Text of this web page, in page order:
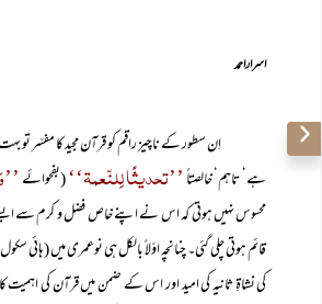
اسرار احمد
اِن سطور کے ناچیز راقم کو قرآن مجید کا مفسّر تو
ہے‘ تاہم‘ خالصتاً’’تحدیثًا لِلنّعمۃ‘‘(بفحوائے
محسوس نہیں ہوتی کہ اس نے اپنے خاص فضل و کرم سے
قائم ہوتی چلی گئی۔ چنانچہ اوّلاً بالکل ہی نوعمری میں
کی نشاۃِ ثانیہ کی امید اور اس کے ضمن میں قرآن کی اہمیت